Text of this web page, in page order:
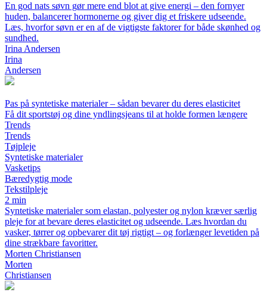
En god nats søvn gør mere end blot at give energi – den fornyer
huden, balancerer hormonerne og giver dig et friskere udseende.
Læs, hvorfor søvn er en af de vigtigste faktorer for både skønhed og
sundhed.
Irina Andersen
Irina
Andersen
Pas på syntetiske materialer – sådan bevarer du deres elasticitet
Få dit sportstøj og dine yndlingsjeans til at holde formen længere
Trends
Trends
Tøjpleje
Syntetiske materialer
Vasketips
Bæredygtig mode
Tekstilpleje
2 min
Syntetiske materialer som elastan, polyester og nylon kræver særlig
pleje for at bevare deres elasticitet og udseende. Læs hvordan du
vasker, tørrer og opbevarer dit tøj rigtigt – og forlænger levetiden på
dine strækbare favoritter.
Morten Christiansen
Morten
Christiansen